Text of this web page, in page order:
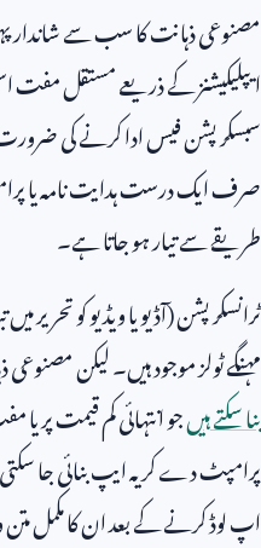
مصنوعی ذہانت کا سب سے شاندار
ایپلیکیشنز کے ذریعے مستقل مفت
سبسکرپشن فیس ادا کرنے کی
صرف ایک درست ہدایت نامہ یا
طریقے سے تیار ہو جاتا ہے۔
ٹرانسکرپشن (آڈیو یا ویڈیو کو تحریر
مہنگے ٹولز موجود ہیں۔ لیکن
بنا سکتے ہیںجو انتہائی کم قیمت پر
پرامپٹ دے کر یہ ایپ بنائی جا سکتی
اپ لوڈ کرنے کے بعد ان کا مکمل